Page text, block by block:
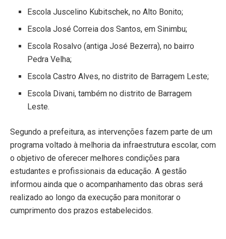
Escola Juscelino Kubitschek, no Alto Bonito;
Escola José Correia dos Santos, em Sinimbu;
Escola Rosalvo (antiga José Bezerra), no bairro
Pedra Velha;
Escola Castro Alves, no distrito de Barragem Leste;
Escola Divani, também no distrito de Barragem
Leste.
Segundo a prefeitura, as intervenções fazem parte de um
programa voltado à melhoria da infraestrutura escolar, com
o objetivo de oferecer melhores condições para
estudantes e profissionais da educação. A gestão
informou ainda que o acompanhamento das obras será
realizado ao longo da execução para monitorar o
cumprimento dos prazos estabelecidos.